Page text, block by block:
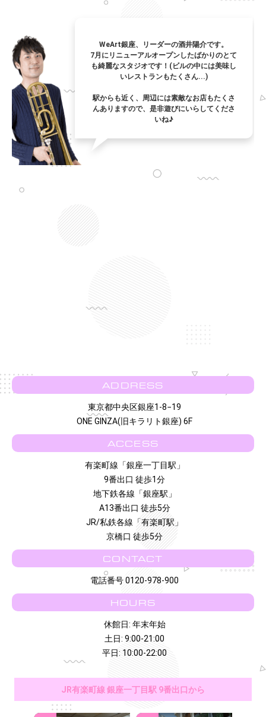
WeArt銀座、リーダーの酒井陽介です。
7月にリニューアルオープンしたばかりのとて
も綺麗なスタジオです！(ビルの中には美味し
いレストランもたくさん...)
駅からも近く、周辺には素敵なお店もたくさ
んありますので、是非遊びにいらしてくださ
いね♪
ADDRESS
東京都中央区銀座1-8−19
ONE GINZA(旧キラリト銀座) 6F
ACCESS
有楽町線「銀座一丁目駅」
9番出口 徒歩1分
地下鉄各線「銀座駅」
A13番出口 徒歩5分
JR/私鉄各線「有楽町駅」
京橋口 徒歩5分
CONTACT
電話番号 0120-978-900
HOURS
休館日: 年末年始
土日: 9:00-21:00
平日: 10:00-22:00
JR有楽町線 銀座一丁目駅 9番出口から